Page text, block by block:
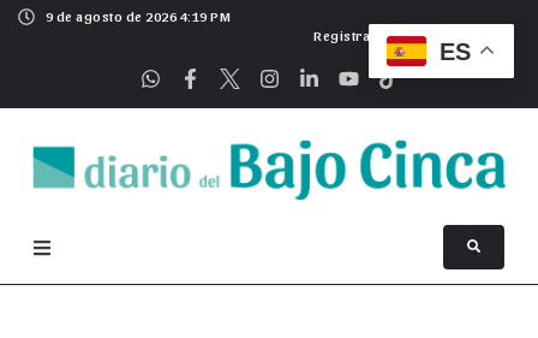
9 de agosto de 2026 4:19 PM
Registrarse
ES